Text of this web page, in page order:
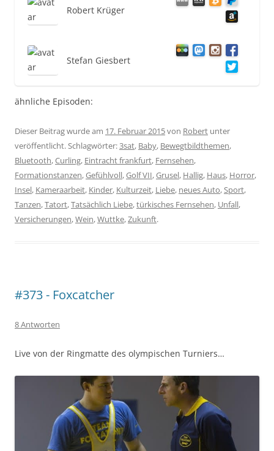
Robert Krüger
Stefan Giesbert
ähnliche Episoden:
Dieser Beitrag wurde am 17. Februar 2015von Robert unter
veröffentlicht. Schlagwörter:3sat, Baby, Bewegtbildthemen,
Bluetooth,Curling, Eintracht frankfurt, Fernsehen,
Formationstanzen,Gefühlvoll,Golf VII,Grusel, Hallig, Haus, Horror,
Insel, Kameraarbeit, Kinder, Kulturzeit, Liebe, neues Auto,Sport,
Tanzen,Tatort,Tatsächlich Liebe,türkisches Fernsehen, Unfall,
Versicherungen,Wein,Wuttke,Zukunft.
#373 - Foxcatcher
8 Antworten
Live von der Ringmatte des olympischen Turniers…